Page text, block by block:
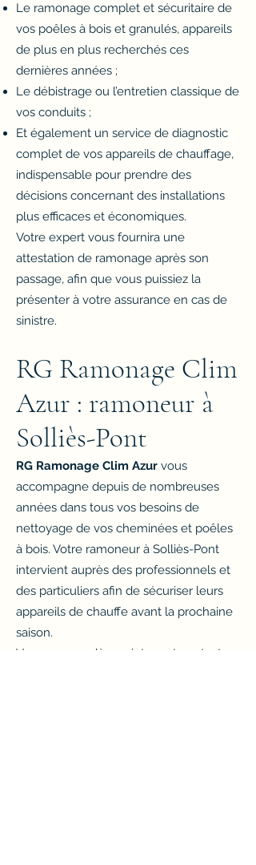
Le ramonage complet et sécuritaire de
vos poêles à bois et granulés, appareils
de plus en plus recherchés ces
dernières années ;
Le débistrage ou l’entretien classique de
vos conduits ;
Et également un service de diagnostic
complet de vos appareils de chauffage,
indispensable pour prendre des
décisions concernant des installations
plus efficaces et économiques.
Votre expert vous fournira une
attestation de ramonage après son
passage, afin que vous puissiez la
présenter à votre assurance en cas de
sinistre.
RG Ramonage Clim
Azur : ramoneur à
Solliès-Pont
RG Ramonage Clim Azur vous
accompagne depuis de nombreuses
années dans tous vos besoins de
nettoyage de vos cheminées et poêles
à bois. Votre ramoneur à Solliès-Pont
intervient auprès des professionnels et
des particuliers afin de sécuriser leurs
appareils de chauffe avant la prochaine
saison.
Vous pouvez dès maintenant contacter